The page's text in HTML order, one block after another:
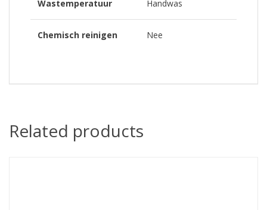
Wastemperatuur Handwas
Chemisch reinigen Nee
Related products